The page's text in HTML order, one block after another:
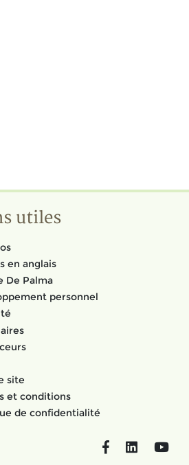
utiles
en anglais
De Palma
personnel
site
et conditions
de confidentialité
FacebookLinkedIn